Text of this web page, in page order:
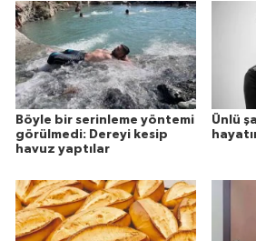
Böyle bir serinleme yöntemi
görülmedi: Dereyi kesip
havuz yaptılar
Ünlü